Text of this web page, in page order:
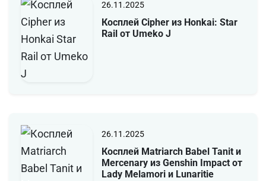
26.11.2025
Косплей Cipher из Honkai: Star
Rail от Umeko J
26.11.2025
Косплей Matriarch Babel Tanit и
Mercenary из Genshin Impact от
Lady Melamori и Lunaritie